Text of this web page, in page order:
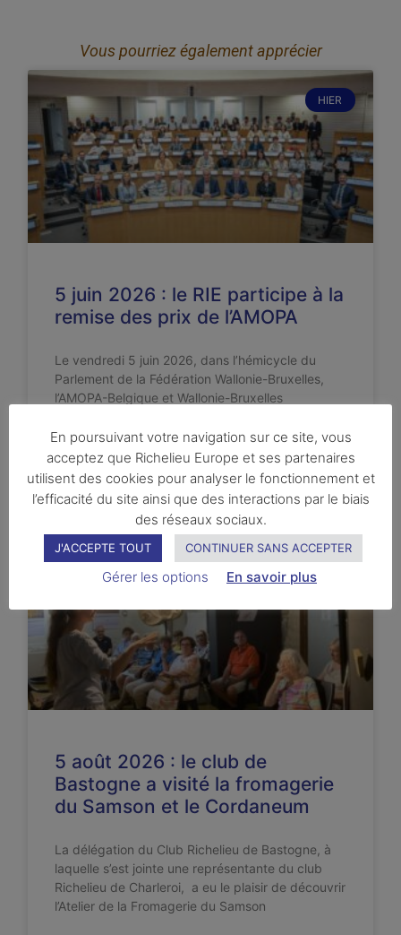
Vous pourriez également apprécier
HIER
5 juin 2026 : le RIE participe à la
remise des prix de l’AMOPA
Le vendredi 5 juin 2026, dans l’hémicycle du
Parlement de la Fédération Wallonie-Bruxelles,
l’AMOPA-Belgique et Wallonie-Bruxelles
lauréats, les prix des concours d’expression
LIRE LA SUITE ...
AUJOURD'HUI
5 août 2026 : le club de
Bastogne a visité la fromagerie
du Samson et le Cordaneum
La délégation du Club Richelieu de Bastogne, à
laquelle s’est jointe une représentante du club
Richelieu de Charleroi, a eu le plaisir de découvrir
l’Atelier de la Fromagerie du Samson
En poursuivant votre navigation sur ce site, vous
acceptez que Richelieu Europe et ses partenaires
utilisent des cookies pour analyser le fonctionnement et
l’efficacité du site ainsi que des interactions par le biais
des réseaux sociaux.
J'ACCEPTE TOUT CONTINUER SANS ACCEPTER
Gérer les options En savoir plus